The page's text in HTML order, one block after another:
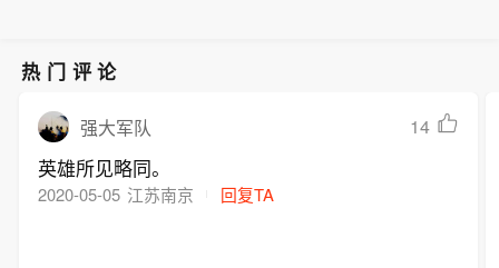
热门评论
强大军队 14
英雄所见略同。
2020-05-05 江苏南京 回复TA